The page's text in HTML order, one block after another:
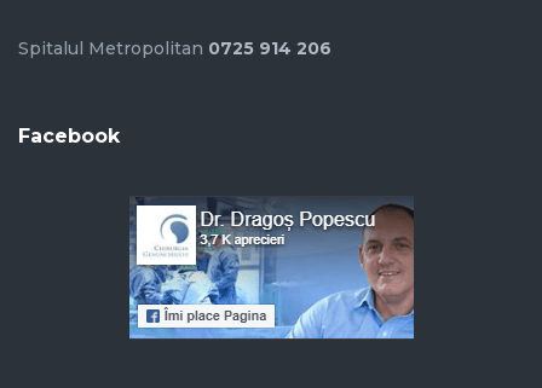
Spitalul Metropolitan 0725 914 206
Facebook